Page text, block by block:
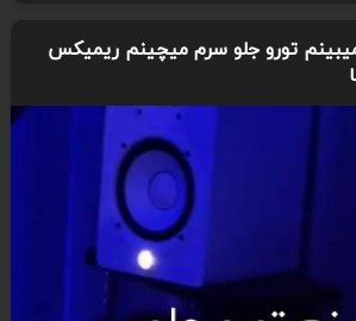
تورو جلو سرم میچینم ریمیکس